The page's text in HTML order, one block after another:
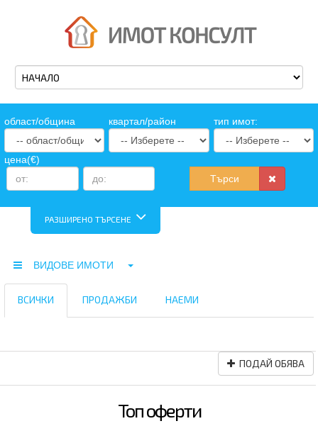
oбласт/община квартал/район тип имот:
цена(€)
Търси
РАЗШИРЕНО ТЪРСЕНЕ
ВИДОВЕ ИМОТИ
ВСИЧКИ ПРОДАЖБИ НАЕМИ
ПОДАЙ ОБЯВА
Топ оферти